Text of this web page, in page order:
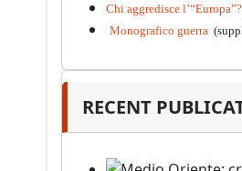
PDF n°10 - 2026
Chi aggredisce l’“Europa”?
Monografico guerra
RECENT